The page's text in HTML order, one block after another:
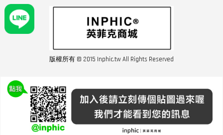
版權所有 © 2015 Inphic.tw All Rights Reserved
友站連結inphic營業設備
聯絡我們 02-28852016 如遇商品缺貨或數量不足請與客服聯繫
服務條款| |經營者資訊|